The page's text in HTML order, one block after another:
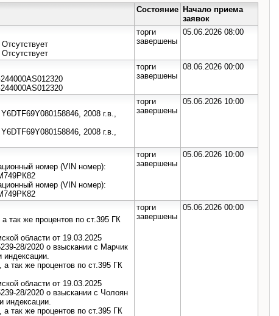
Состояние Начало приема
заявок
торги
завершены
05.06.2026 08:00
торги
завершены
08.06.2026 00:00
2008 г.в.,
2008 г.в.,
торги
завершены
05.06.2026 10:00
номер (VIN номер):
номер (VIN номер):
торги
завершены
05.06.2026 10:00
так же процентов по ст.395 ГК
области от 19.03.2025
28/2020 о взыскании с Марчик
так же процентов по ст.395 ГК
области от 19.03.2025
28/2020 о взыскании с Чолоян
так же процентов по ст.395 ГК
торги
завершены
05.06.2026 00:00